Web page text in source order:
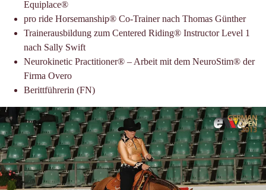
Equiplace®
pro ride Horsemanship® Co-Trainer nach Thomas Günther
Trainerausbildung zum Centered Riding® Instructor Level 1
nach Sally Swift
Neurokinetic Practitioner® – Arbeit mit dem NeuroStim® der
Firma Overo
Berittführerin (FN)